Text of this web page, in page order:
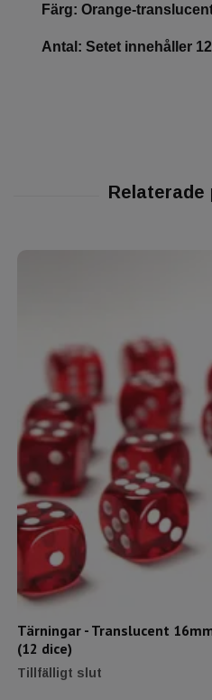
Färg: Orange-
Antal: Setet innehåller
Tärningar - Translucent
(12 dice)
Tillfälligt slut